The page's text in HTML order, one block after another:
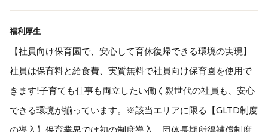
福利厚生
【社員向け保育園で、安心して育休復帰できる環境の実現】
社員は保育料と給食費、実質無料で社員向け保育園を使用で
きます!子育ても仕事も両立したい働く親世代の社員も、安心
できる環境が揃っています。※該当エリアに限る【GLTD制度
の導入】保育業界では初の制度導入、団体長期所得補償制度